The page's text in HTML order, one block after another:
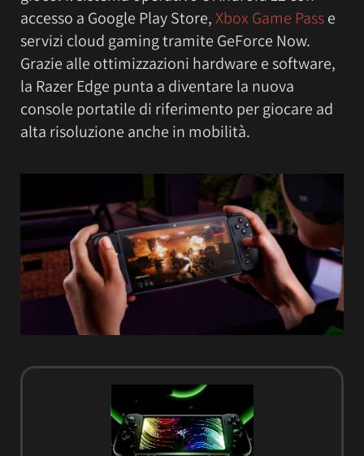
accesso a Google Play Store,Xbox Game Passe
servizi cloud gaming tramite GeForce Now.
Grazie alle ottimizzazioni hardware e software,
la Razer Edge punta a diventare la nuova
console portatile di riferimento per giocare ad
alta risoluzione anche in mobilità.